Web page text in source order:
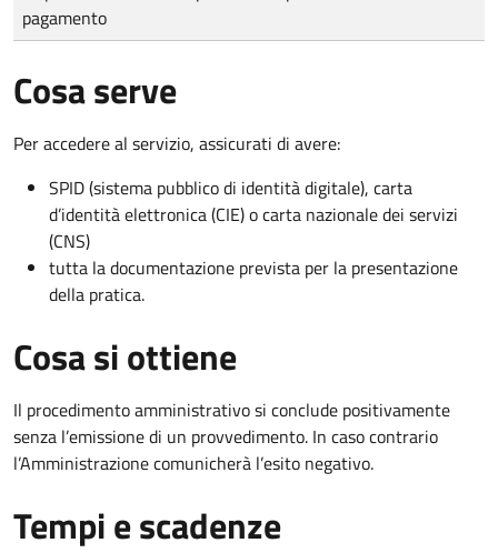
pagamento
Cosa serve
Per accedere al servizio, assicurati di avere:
SPID (sistema pubblico di identità digitale), carta
d’identità elettronica (CIE) o carta nazionale dei servizi
(CNS)
tutta la documentazione prevista per la presentazione
della pratica.
Cosa si ottiene
Il procedimento amministrativo si conclude positivamente
senza l’emissione di un provvedimento. In caso contrario
l’Amministrazione comunicherà l’esito negativo.
Tempi e scadenze